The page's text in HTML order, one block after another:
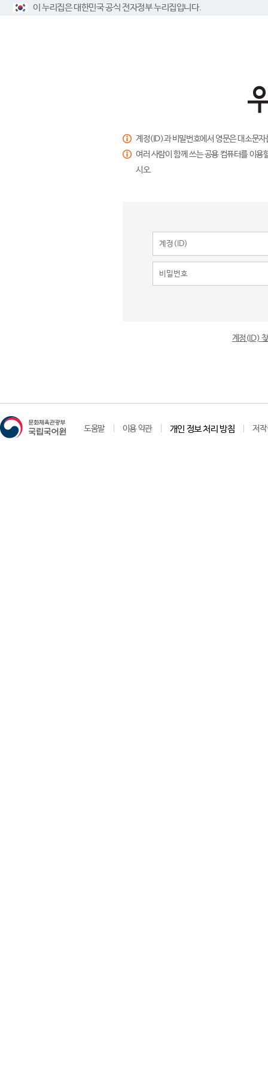
이 누리집은 대한민국 공식 전자정부 누리집입니다.
계정(ID)과 비밀번호에서 영문은 대소문
여러 사람이 함께 쓰는 공용 컴퓨터를 이
시오.
계정(ID)
도움말 이용 약관 개인 정보 처리 방침 저